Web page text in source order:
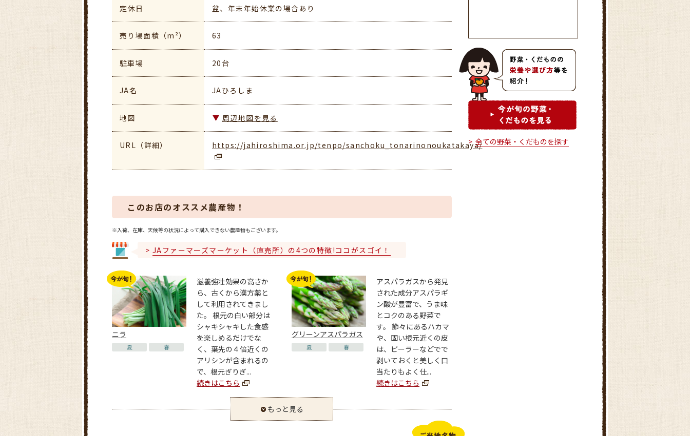
定休日 盆、年末年始休業の場合あり
売り場面積（m²） 63
駐車場 20台
JA名 JAひろしま
地図 周辺地図を見る
URL（詳細） https://jahiroshima.or.jp/tenpo/sanchoku_tonarinonoukatakaya/
このお店のオススメ農産物！
※入荷、在庫、天候等の状況によって購入できない農産物もございます。
JAファーマーズマーケット（直売所）の4つの特徴!ココがスゴイ！
ニラ
夏 春
滋養強壮効果の高さか
ら、古くから漢方薬と
して利用されてきまし
た。 根元の白い部分は
シャキシャキした食感
を楽しめるだけでな
く、葉先の４倍近くの
アリシンが含まれるの
で、根元ぎりぎ...
続きはこちら
グリーンアスパラガス
夏 春
アスパラガスから発見
された成分アスパラギ
ン酸が豊富で、うま味
とコクのある野菜で
す。 節々にあるハカマ
や、固い根元近くの皮
は、ピーラーなどでで
剥いておくと美しく口
当たりもよく仕...
続きはこちら
もっと見る
全ての野菜・くだものを探す